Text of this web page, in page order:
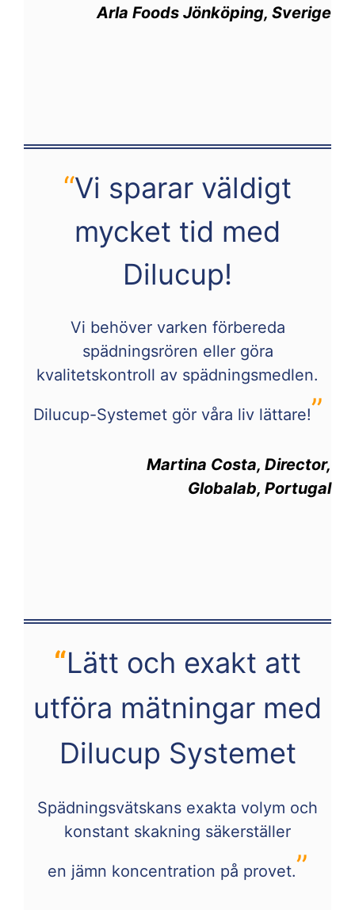
Arla Foods Jönköping, Sverige
“Vi sparar väldigt
mycket tid med
Dilucup!
Vi behöver varken förbereda
spädningsrören eller göra
kvalitetskontroll av spädningsmedlen.
Dilucup-Systemet gör våra liv lättare!”
Martina Costa, Director,
Globalab, Portugal
“Lätt och exakt att
utföra mätningar med
Dilucup Systemet
Spädningsvätskans exakta volym och
konstant skakning säkerställer
en jämn koncentration på provet.”